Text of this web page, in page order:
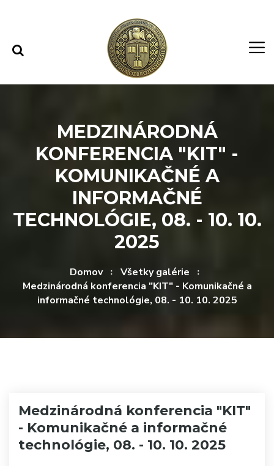
MEDZINÁRODNÁ
KONFERENCIA "KIT" -
KOMUNIKAČNÉ A
INFORMAČNÉ
TECHNOLÓGIE, 08. - 10. 10.
2025
Domov
Všetky galérie
Medzinárodná konferencia "KIT" - Komunikačné a
informačné technológie, 08. - 10. 10. 2025
Medzinárodná konferencia "KIT"
- Komunikačné a informačné
technológie, 08. - 10. 10. 2025